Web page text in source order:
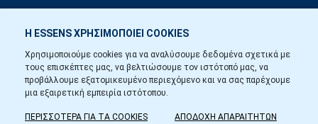
Η ESSENS ΧΡΗΣΙΜΟΠΟΙΕΙ COOKIES
Χρησιμοποιούμε cookies για να αναλύσουμε δεδομένα σχετικά με
τους επισκέπτες μας, να βελτιώσουμε τον ιστότοπό μας, να
προβάλλουμε εξατομικευμένο περιεχόμενο και να σας παρέχουμε
μια εξαιρετική εμπειρία ιστότοπου.
ΠΕΡΙΣΣΟΤΕΡΑ ΓΙΑ ΤΑ COOKIES ΑΠΟΔΟΧΗ ΑΠΑΡΑΙΤΗΤΩΝ